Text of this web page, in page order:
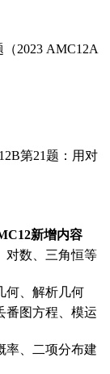
2023 AMC12A
第21题：用对
新增内容
对数、三角恒等
何、解析几何
番图方程、模运
率、二项分布建